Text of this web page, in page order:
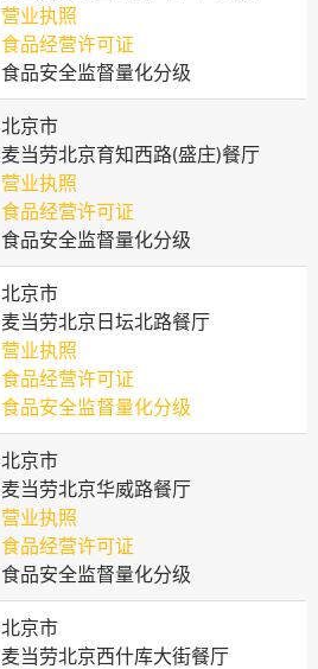
营业执照
食品经营许可证
食品安全监督量化分级
北京市
麦当劳北京育知西路(盛庄)餐厅
营业执照
食品经营许可证
食品安全监督量化分级
北京市
麦当劳北京日坛北路餐厅
营业执照
食品经营许可证
食品安全监督量化分级
北京市
麦当劳北京华威路餐厅
营业执照
食品经营许可证
食品安全监督量化分级
北京市
麦当劳北京西什库大街餐厅